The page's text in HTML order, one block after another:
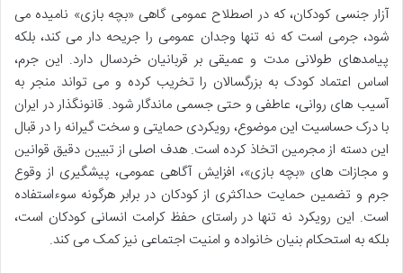
آزار جنسی کودکان، که در اصطلاح عمومی گاهی «بچه بازی» نامیده می
شود، جرمی است که نه تنها وجدان عمومی را جریحه دار می کند، بلکه
پیامدهای طولانی مدت و عمیقی بر قربانیان خردسال دارد. این جرم،
اساس اعتماد کودک به بزرگسالان را تخریب کرده و می تواند منجر به
آسیب های روانی، عاطفی و حتی جسمی ماندگار شود. قانونگذار در ایران
با درک حساسیت این موضوع، رویکردی حمایتی و سخت گیرانه را در قبال
این دسته از مجرمین اتخاذ کرده است. هدف اصلی از تبیین دقیق قوانین
و مجازات های «بچه بازی»، افزایش آگاهی عمومی، پیشگیری از وقوع
جرم و تضمین حمایت حداکثری از کودکان در برابر هرگونه سوءاستفاده
است. این رویکرد نه تنها در راستای حفظ کرامت انسانی کودکان است،
بلکه به استحکام بنیان خانواده و امنیت اجتماعی نیز کمک می کند.